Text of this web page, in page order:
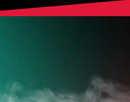
VAPES
ONLINESHOP